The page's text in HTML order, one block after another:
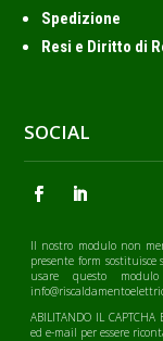
Spedizione
Resi e Diritto di
SOCIAL
Il nostro modulo non
presente form
usare questo
ABILITANDO IL
ed e-mail per essere